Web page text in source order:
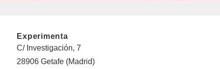
Experimenta
C/ Investigación, 7
28906 Getafe (Madrid)